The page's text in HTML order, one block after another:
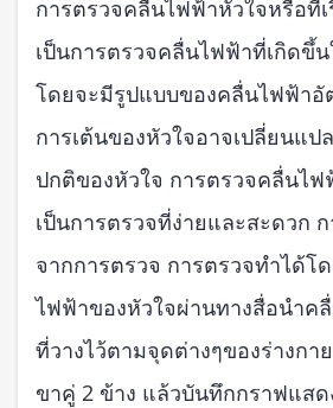
การตรวจคลื่นไฟฟ้าหัวใจหรือที่เ
เป็นการตรวจคลื่นไฟฟ้าที่เกิดขึ้
โดยจะมีรูปแบบของคลื่นไฟฟ้าอั
การเต้นของหัวใจอาจเปลี่ยนแ
ปกติของหัวใจ การตรวจคลื่นไฟ
เป็นการตรวจที่ง่ายและสะดวก
จากการตรวจ การตรวจทำได้โ
ไฟฟ้าของหัวใจผ่านทางสื่อนำค
ที่วางไว้ตามจุดต่างๆของร่างกา
ขาคู่ 2 ข้าง แล้วบันทึกกราฟแส